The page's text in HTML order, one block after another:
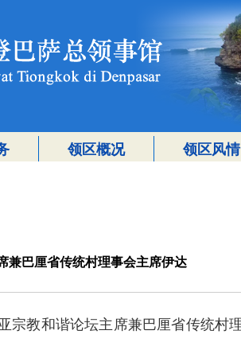
领区概况 领区风情
兼巴厘省传统村理事会主席伊达
宗教和谐论坛主席兼巴厘省传统村